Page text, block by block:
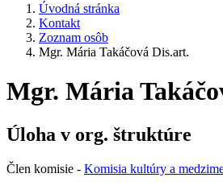
Úvodná stránka
Kontakt
Zoznam osôb
Mgr. Mária Takáčová Dis.art.
Mgr. Mária
Úloha v org. štruktúre
Člen komisie - Komisia kultúry a